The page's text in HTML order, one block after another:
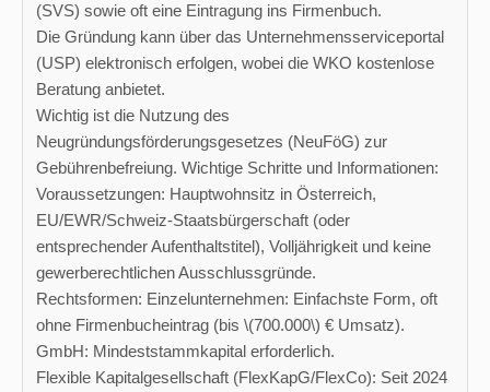
(SVS) sowie oft eine Eintragung ins Firmenbuch.
Die Gründung kann über das Unternehmensserviceportal
(USP) elektronisch erfolgen, wobei die WKO kostenlose
Beratung anbietet.
Wichtig ist die Nutzung des
Neugründungsförderungsgesetzes (NeuFöG) zur
Gebührenbefreiung. Wichtige Schritte und Informationen:
Voraussetzungen: Hauptwohnsitz in Österreich,
EU/EWR/Schweiz-Staatsbürgerschaft (oder
entsprechender Aufenthaltstitel), Volljährigkeit und keine
gewerberechtlichen Ausschlussgründe.
Rechtsformen: Einzelunternehmen: Einfachste Form, oft
ohne Firmenbucheintrag (bis \(700.000\) € Umsatz).
GmbH: Mindeststammkapital erforderlich.
Flexible Kapitalgesellschaft (FlexKapG/FlexCo): Seit 2024